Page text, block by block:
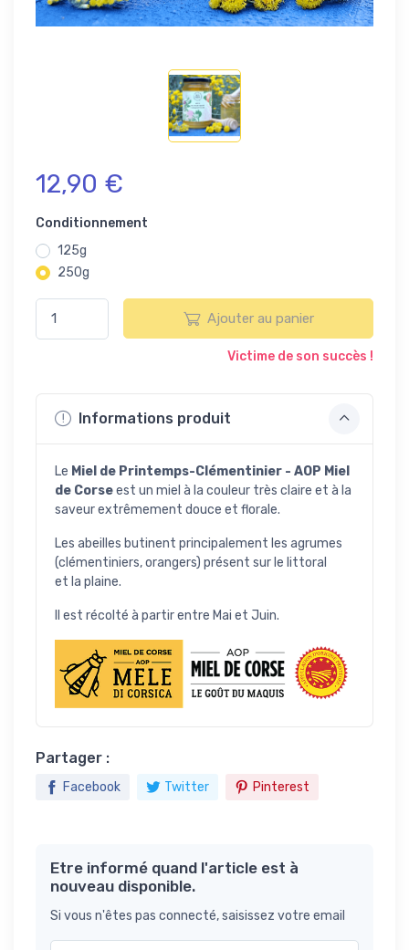
12,90 €
Conditionnement
125g
250g
Ajouter au panier
Victime de son succès !
Informations produit
Le Miel de Printemps-Clémentinier - AOP Miel
de Corseest un miel à la couleur très claire et à la
saveur extrêmement douce et florale.
Les abeilles butinent principalement les agrumes
(clémentiniers, orangers) présent sur le littoral
et la plaine.
Il est récolté à partir entre Mai et Juin.
Partager :
Facebook Twitter Pinterest
Etre informé quand l'article est à
nouveau disponible.
Si vous n'êtes pas connecté, saisissez votre email